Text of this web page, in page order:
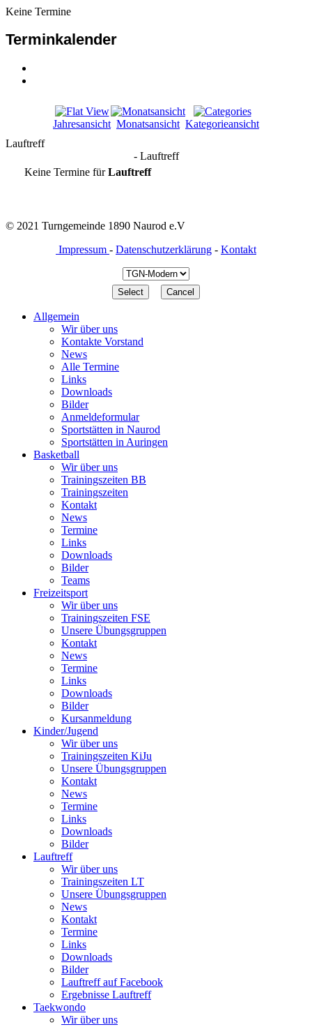
Keine Termine
Terminkalender
Jahresansicht Monatsansicht Kategorieansicht
Lauftreff
- Lauftreff
Keine Termine fürLauftreff
© 2021 Turngemeinde 1890 Naurod e.V
Impressum - Datenschutzerklärung - Kontakt
Allgemein
Wir über uns
Kontakte Vorstand
News
Alle Termine
Links
Downloads
Bilder
Anmeldeformular
Sportstätten in Naurod
Sportstätten in Auringen
Basketball
Wir über uns
Trainingszeiten BB
Trainingszeiten
Kontakt
News
Termine
Links
Downloads
Bilder
Teams
Freizeitsport
Wir über uns
Trainingszeiten FSE
Unsere Übungsgruppen
Kontakt
News
Termine
Links
Downloads
Bilder
Kursanmeldung
Kinder/Jugend
Wir über uns
Trainingszeiten KiJu
Unsere Übungsgruppen
Kontakt
News
Termine
Links
Downloads
Bilder
Lauftreff
Wir über uns
Trainingszeiten LT
Unsere Übungsgruppen
News
Kontakt
Termine
Links
Downloads
Bilder
Lauftreff auf Facebook
Ergebnisse Lauftreff
Taekwondo
Wir über uns